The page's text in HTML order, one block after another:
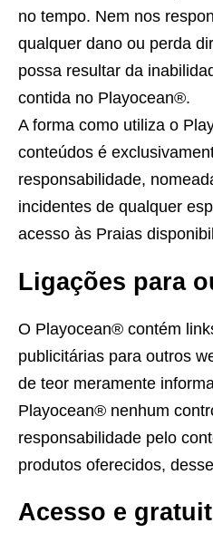
no tempo. Nem nos
qualquer dano ou perda
possa resultar da
contida no Playocean®.
A forma como utiliza o
conteúdos é
responsabilidade,
incidentes de qualquer
acesso às Praias
Ligações para
O Playocean® contém
publicitárias para outros
de teor meramente
Playocean® nenhum
responsabilidade pelo
produtos oferecidos,
Acesso e